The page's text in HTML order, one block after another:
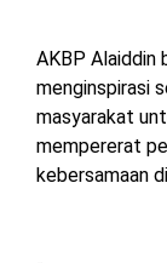
AKBP Alaiddin
menginspirasi
masyarakat
mempererat
kebersamaan